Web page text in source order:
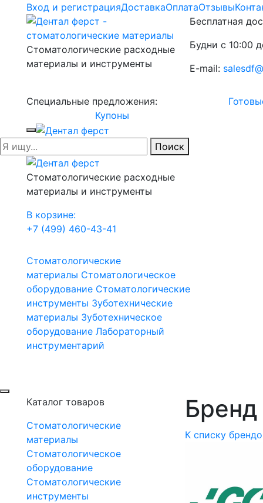
Вход и регистрацияДоставкаОплатаОтзывы
Стоматологические расходные
материалы и инструменты
Бесплатная
Будни с 10:00
E-mail:
Специальные предложения:
Купоны
Поиск
Стоматологические расходные
материалы и инструменты
В корзине:
+7 (499) 460-43-41
Стоматологические
материалы Стоматологическое
оборудование Стоматологические
инструменты Зуботехнические
материалы Зуботехническое
оборудование Лабораторный
инструментарий
Каталог товаров
Стоматологические
материалы
Стоматологическое
оборудование
Стоматологические
инструменты
К списку